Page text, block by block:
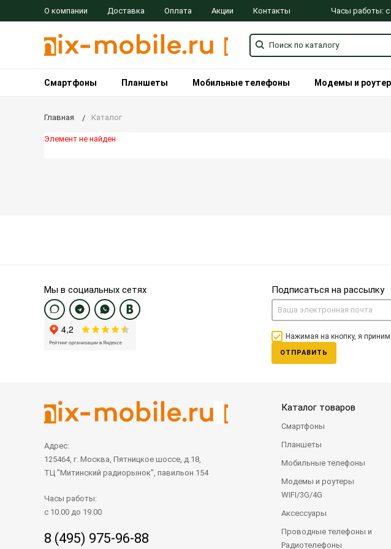
О компании Доставка Оплата Акции Контакты Часы работы: с
Смартфоны Планшеты Мобильные телефоны Модемы и
Главная Каталог
Элемент не найден
Мы в социальных сетях Подписаться на рассылку
Нажимая на кнопку, я
ОТПРАВИТЬ
Адрес:
125464, г. Москва, Пятницкое шоссе, д.18,
ТЦ "Митинский радиорынок", павильон 154
Часы работы:
с 10.00 до 19.00
8 (495) 975-96-88
Каталог товаров
Смартфоны
Планшеты
Мобильные телефоны
Модемы и роутеры
WIFI/3G/4G
Аксессуары
Проводные телефоны и
Радиотелефоны